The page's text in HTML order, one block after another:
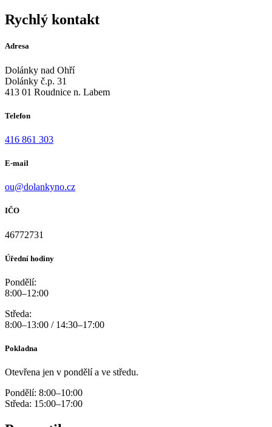
Rychlý kontakt
Adresa
Dolánky nad Ohří
Dolánky č.p. 31
413 01 Roudnice n. Labem
Telefon
416 861 303
E-mail
ou@dolankyno.cz
IČO
46772731
Úřední hodiny
Pondělí:
8:00–12:00
Středa:
8:00–13:00 / 14:30–17:00
Pokladna
Otevřena jen v pondělí a ve středu.
Pondělí: 8:00–10:00
Středa: 15:00–17:00